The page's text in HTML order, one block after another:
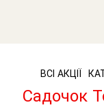
ВСІ АКЦІЇ
Садочок